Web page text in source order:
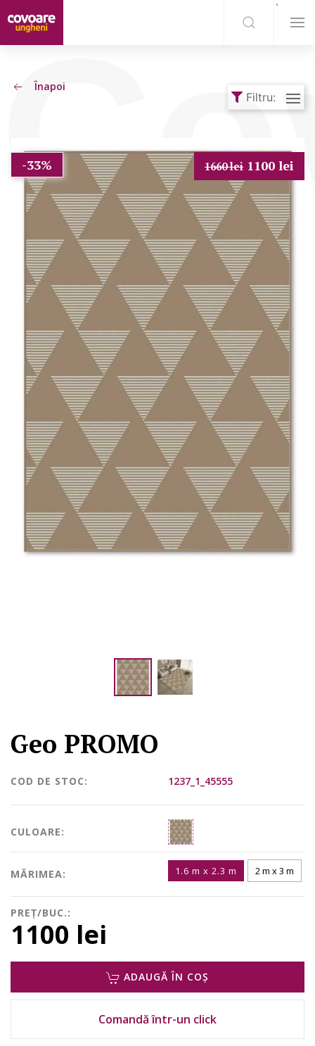
`
Înapoi
Filtru:
-33% 1660 lei 1100 lei
Geo PROMO
COD DE STOC: 1237_1_45555
CULOARE:
MĂRIMEA: 1.6 m x 2.3 m 2 m x 3 m
PREȚ/BUC.:
1100 lei
ADAUGĂ ÎN COȘ
Comandă într-un click